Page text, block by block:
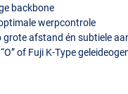
backbone
werpcontrole
grote afstand én subtiele
of Fuji K-Type